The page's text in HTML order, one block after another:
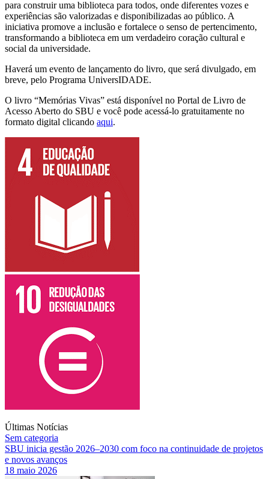
para construir uma biblioteca para todos, onde diferentes vozes e
experiências são valorizadas e disponibilizadas ao público. A
iniciativa promove a inclusão e fortalece o senso de pertencimento,
transformando a biblioteca em um verdadeiro coração cultural e
social da universidade.
Haverá um evento de lançamento do livro, que será divulgado, em
breve, pelo Programa UniversIDADE.
O livro “Memórias Vivas” está disponível no Portal de Livro de
Acesso Aberto do SBU e você pode acessá-lo gratuitamente no
formato digital clicando aqui.
Últimas Notícias
Sem categoria
SBU inicia gestão 2026–2030 com foco na continuidade de projetos
e novos avanços
18 maio 2026